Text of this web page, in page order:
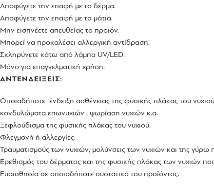
Αποφύγετε την επαφή με το δέρμα.
Αποφύγετε την επαφή με τα μάτια.
Μην εισπνέετε απευθείας το προϊόν.
Μπορεί να προκαλέσει αλλεργική αντίδραση.
Σκληρύνετε κάτω από λάμπα UV/LED.
Μόνο για επαγγελματική χρήση.
ΑΝΤΕΝΔΕΙΞΕΙΣ:
Οποιαδήποτε ένδειξη ασθένειας της φυσικής πλάκας του
κονδυλώματα επωνυχιών , ψωρίαση νυχιών κ.α.
Ξεφλούδισμα της φυσικής πλάκας του νυχιού.
Φλεγμονή ή αλλεργίες.
Τραυματισμούς των νυχιών, μολύνσεις των νυχιών και της γύρω
Ερεθισμός του δέρματος και της φυσικής πλάκας των νυχιών
Ευαισθησία σε οποιοδήποτε συστατικό του προϊόντος.